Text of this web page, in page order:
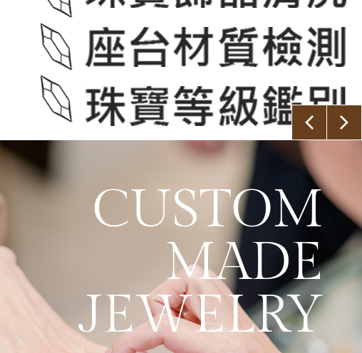
CUSTOM
MADE
JEWELRY